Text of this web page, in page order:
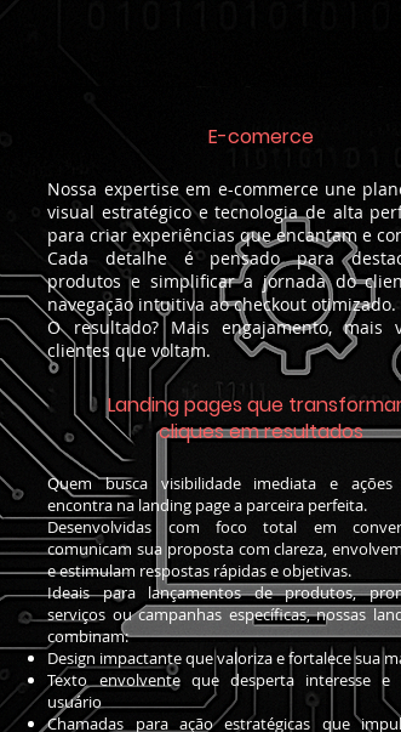
E-comerce
Nossa expertise em e-commerce une
visual estratégico e tecnologia de alta
para criar experiências que encantam e
Cada detalhe é pensado para
produtos e simplificar a jornada do
navegação intuitiva ao checkout otimizado.
O resultado? Mais engajamento, mais
clientes que voltam.
Landing pages que
cliques em resultados
Quem busca visibilidade imediata e ações
encontra na landing page a parceira perfeita.
Desenvolvidas com foco total em
comunicam sua proposta com clareza,
e estimulam respostas rápidas e objetivas.
Ideais para lançamentos de produtos,
serviços ou campanhas específicas, nossas
combinam:
Design impactante que valoriza e fortalece sua
Texto envolvente que desperta interesse e
usuário
Chamadas para ação estratégicas que